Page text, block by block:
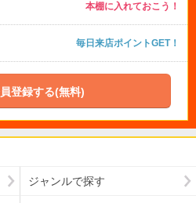
本棚に入れておこう！
毎日来店ポイントGET！
登録する(無料)
ジャンルで探す